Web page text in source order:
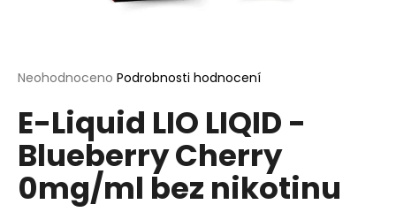
Průměrné
produktu
je
0,0
5
hvězdiček.
Neohodnoceno Podrobnosti hodnocení
E-Liquid LIO LIQID -
Blueberry Cherry
0mg/ml bez nikotinu
í
t
?
HLEDAT